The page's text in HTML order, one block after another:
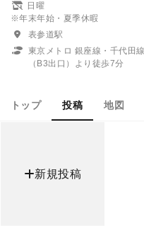
日曜
※年末年始・夏季休暇
表参道駅
東京メトロ 銀座線・千代田
（B3出口）より徒歩7分
トップ 投稿 地図
新規投稿